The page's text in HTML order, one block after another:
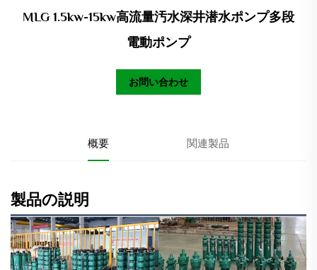
MLG 1.5kw-15kw高流量汚水深井潜水ポンプ多段
電動ポンプ
お問い合わせ
概要 関連製品
製品の説明